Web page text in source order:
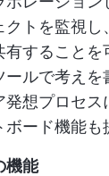
クトを監視し
することを
ールで考え
発想プロセ
ード機能も
機能